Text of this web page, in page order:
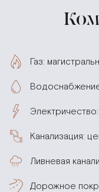
Газ:
Канализация:
Ливневая
Дорожное